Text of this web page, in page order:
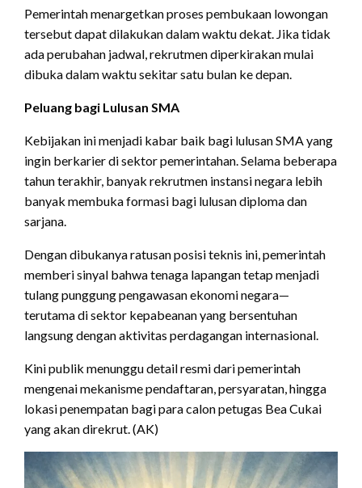
Pemerintah menargetkan proses pembukaan lowongan
tersebut dapat dilakukan dalam waktu dekat. Jika tidak
ada perubahan jadwal, rekrutmen diperkirakan mulai
dibuka dalam waktu sekitar satu bulan ke depan.
Peluang bagi Lulusan SMA
Kebijakan ini menjadi kabar baik bagi lulusan SMA yang
ingin berkarier di sektor pemerintahan. Selama beberapa
tahun terakhir, banyak rekrutmen instansi negara lebih
banyak membuka formasi bagi lulusan diploma dan
sarjana.
Dengan dibukanya ratusan posisi teknis ini, pemerintah
memberi sinyal bahwa tenaga lapangan tetap menjadi
tulang punggung pengawasan ekonomi negara—
terutama di sektor kepabeanan yang bersentuhan
langsung dengan aktivitas perdagangan internasional.
Kini publik menunggu detail resmi dari pemerintah
mengenai mekanisme pendaftaran, persyaratan, hingga
lokasi penempatan bagi para calon petugas Bea Cukai
yang akan direkrut. (AK)